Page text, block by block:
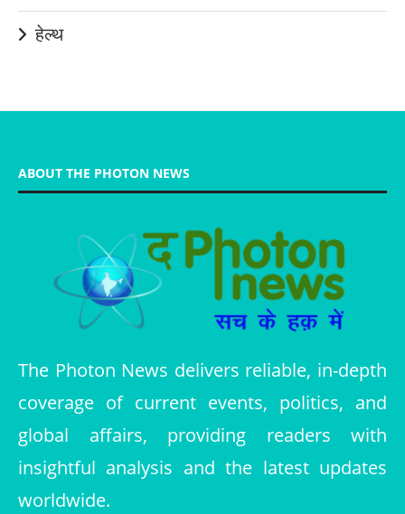
हेल्थ
ABOUT THE PHOTON NEWS
The Photon News delivers reliable, in-depth
coverage of current events, politics, and
global affairs, providing readers with
insightful analysis and the latest updates
worldwide.